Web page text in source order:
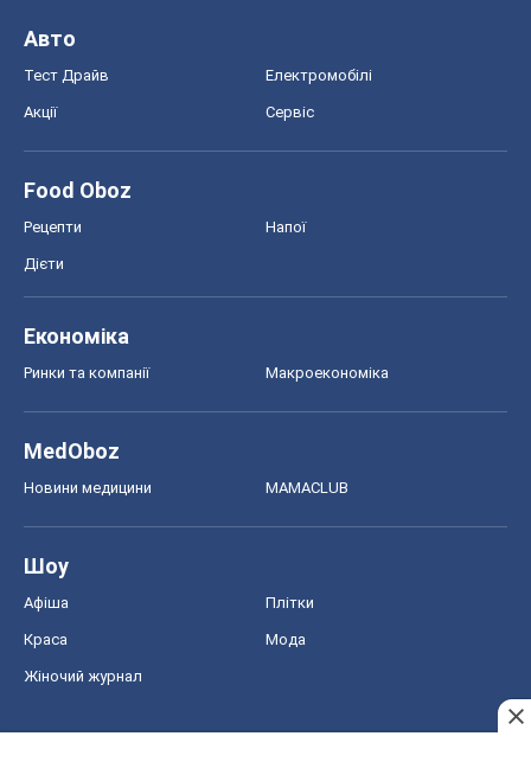
Авто
Тест Драйв Електромобілі
Акції Сервіс
Food Oboz
Рецепти Напої
Дієти
Економіка
Ринки та компанії Макроекономіка
MedOboz
Новини медицини MAMACLUB
Шоу
Афіша Плітки
Краса Мода
Жіночий журнал